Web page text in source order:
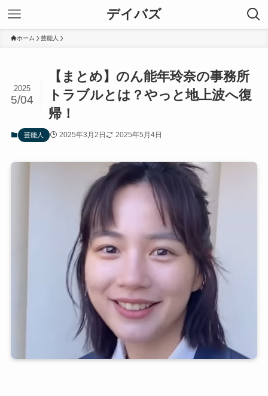
デイバズ
ホーム 芸能人
【まとめ】のん能年玲奈の事務所
トラブルとは？やっと地上波へ復
帰！
2025
5/04
芸能人 2025年3月2日 2025年5月4日